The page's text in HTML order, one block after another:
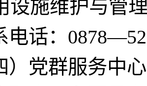
设施维护与管
电话：
）党群服务中心